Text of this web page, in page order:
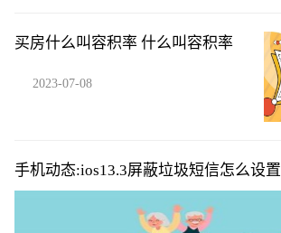
买房什么叫容积率 什么叫容积率
2023-07-08
手机动态:ios13.3屏蔽垃圾短信怎么设置